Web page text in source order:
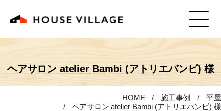
ヘアサロン atelier Bambi (アトリエバンビ) 様
HOME 施工事例
平屋
ヘアサロン atelier Bambi (アトリエバンビ) 様